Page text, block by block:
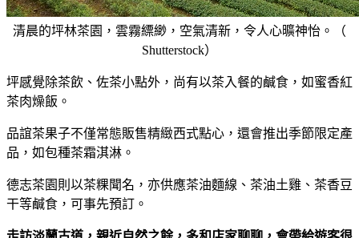
清晨的坪林茶園，雲霧縹緲，空氣清新，令人心曠神怡。（
Shutterstock）
坪感覺除茶飲、佐茶小點外，尚有以茶入餐的鹹食，如蜜香紅
茶肉燥飯。
品誼茶果子不僅常態販售精緻西式點心，還會推出季節限定產
品，如包種茶霜淇淋。
德志茶園則以茶粿聞名，亦供應茶油麵線、茶油土雞、茶香豆
干等鹹食，可事先預訂。